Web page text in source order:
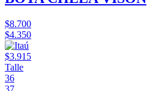
$8.700
$4.350
$3.915
Talle
36
37